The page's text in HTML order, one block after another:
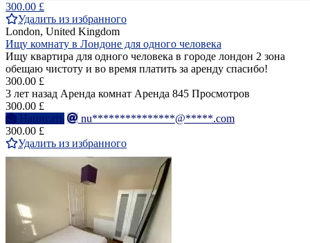
300.00 £
Удалить из избранного
London, United Kingdom
Ищу комнату в Лондоне для одного человека
Ищу квартира для одного человека в городе лондон 2 зона
обещаю чистоту и во время платить за аренду спасибо!
300.00 £
3 лет назад Аренда комнат Аренда 845 Просмотров
300.00 £
Написать
nu***************@*****.com
300.00 £
Удалить из избранного